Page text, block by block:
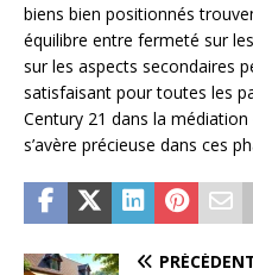
biens bien positionnés
équilibre entre fermeté sur
sur les aspects secondaires
satisfaisant pour toutes les
Century 21 dans la
s’avère précieuse dans ces